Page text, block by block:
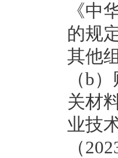
《中
的规
其他
（b
关材
业技
（